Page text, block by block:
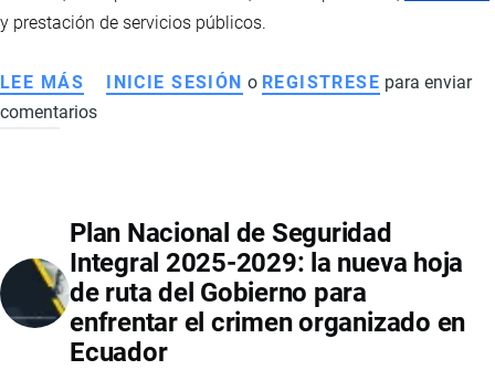
y prestación de servicios públicos.
LEE MÁS SOBRE
REFORMA
ECUADOR:
IMPLICACIONES
ECONÓMICAS,
EMPLEO
Y
INICIE SESIÓN o REGISTRESE para enviar
comentarios
Plan Nacional de Seguridad
Integral 2025-2029: la nueva hoja
de ruta del Gobierno para
enfrentar el crimen organizado en
Ecuador